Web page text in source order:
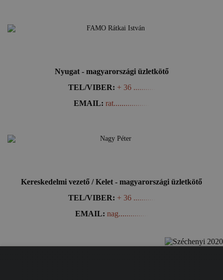
Nyugat - magyarországi üzletkötő
TEL/VIBER: + 36 ...........
EMAIL: rat..................
Kereskedelmi vezető / Kelet - magyarországi üzletkötő
TEL/VIBER: + 36 ...........
EMAIL: nag...............